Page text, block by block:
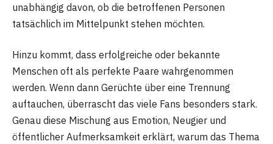
unabhängig davon, ob die betroffenen Personen
tatsächlich im Mittelpunkt stehen möchten.
Hinzu kommt, dass erfolgreiche oder bekannte
Menschen oft als perfekte Paare wahrgenommen
werden. Wenn dann Gerüchte über eine Trennung
auftauchen, überrascht das viele Fans besonders stark.
Genau diese Mischung aus Emotion, Neugier und
öffentlicher Aufmerksamkeit erklärt, warum das Thema